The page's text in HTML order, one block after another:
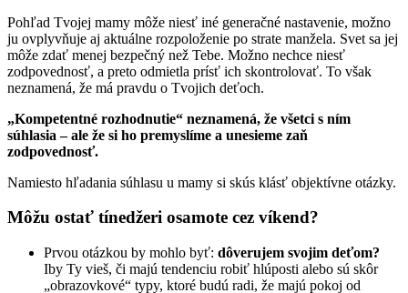
Pohľad Tvojej mamy môže niesť iné generačné nastavenie, možno
ju ovplyvňuje aj aktuálne rozpoloženie po strate manžela. Svet sa jej
môže zdať menej bezpečný než Tebe. Možno nechce niesť
zodpovednosť, a preto odmietla prísť ich skontrolovať. To však
neznamená, že má pravdu o Tvojich deťoch.
„Kompetentné rozhodnutie“ neznamená, že všetci s ním
súhlasia – ale že si ho premyslíme a unesieme zaň
zodpovednosť.
Namiesto hľadania súhlasu u mamy si skús klásť objektívne otázky.
Môžu ostať tínedžeri osamote cez víkend?
Prvou otázkou by mohlo byť: dôverujem svojim deťom?
Iby Ty vieš, či majú tendenciu robiť hlúposti alebo sú skôr
„obrazovkové“ typy, ktoré budú radi, že majú pokoj od